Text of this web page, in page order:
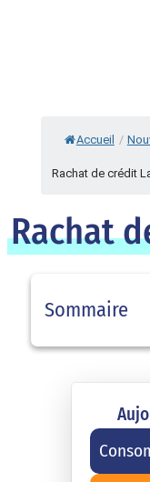
Accueil /
Rachat de crédit
Rachat
Sommaire